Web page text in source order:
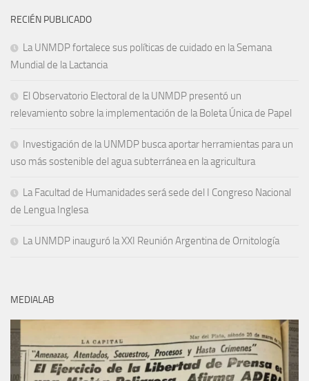
RECIÉN PUBLICADO
La UNMDP fortalece sus políticas de cuidado en la Semana
Mundial de la Lactancia
El Observatorio Electoral de la UNMDP presentó un
relevamiento sobre la implementación de la Boleta Única de Papel
Investigación de la UNMDP busca aportar herramientas para un
uso más sostenible del agua subterránea en la agricultura
La Facultad de Humanidades será sede del I Congreso Nacional
de Lengua Inglesa
La UNMDP inauguró la XXI Reunión Argentina de Ornitología
MEDIALAB